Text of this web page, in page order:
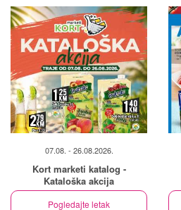
07.08. - 26.08.2026.
Kort marketi katalog -
Kataloška akcija
Pogledajte letak